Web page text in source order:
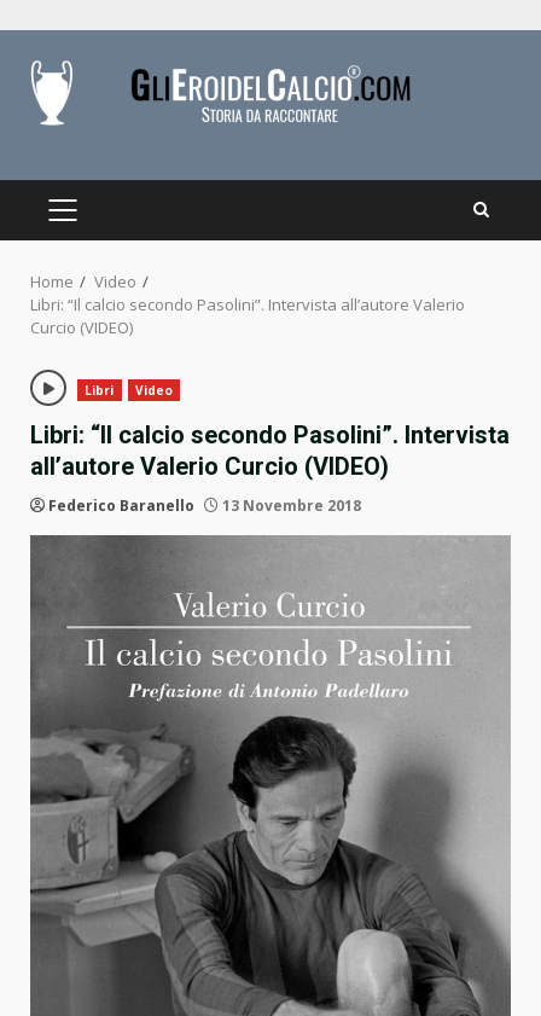
content
PRIMARY
Home
Video
Libri: “Il calcio secondo Pasolini”. Intervista all’autore Valerio
Curcio (VIDEO)
Libri Video
Libri: “Il calcio secondo Pasolini”. Intervista
all’autore Valerio Curcio (VIDEO)
Federico Baranello 13 Novembre 2018